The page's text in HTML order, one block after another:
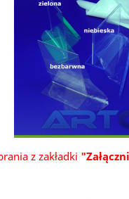
z zakładki